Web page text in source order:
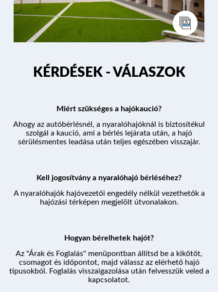
PROGRAM
ÁRAK ÉS FOGLALÁS
KÉRDÉSEK - VÁLASZOK
Miért szükséges a hajókaució?
Ahogy az autóbérlésnél, a nyaralóhajóknál is biztosítékul
szolgál a kaució, ami a bérlés lejárata után, a hajó
sérülésmentes leadása után teljes egészében visszajár.
Kell jogosítvány a nyaralóhajó bérléséhez?
A nyaralóhajók hajóvezetői engedély nélkül vezethetők a
hajózási térképen megjelölt útvonalakon.
Hogyan bérelhetek hajót?
Az "Árak és Foglalás" menüpontban állítsd be a kikötőt,
csomagot és időpontot, majd válassz az elérhető hajó
típusokból. Foglalás visszaigazolása után felvesszük veled a
kapcsolatot.